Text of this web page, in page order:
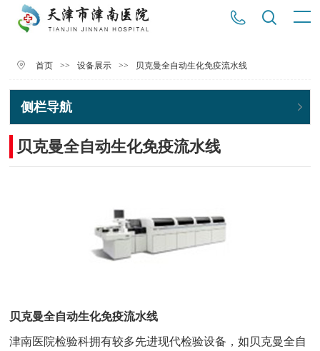
首页 >> 设备展示 >> 贝克曼全自动生化免疫流水线
侧栏导航
贝克曼全自动生化免疫流水线
贝克曼全自动生化免疫流水线
津南医院检验科拥有较多先进现代检验设备，如贝克曼全自